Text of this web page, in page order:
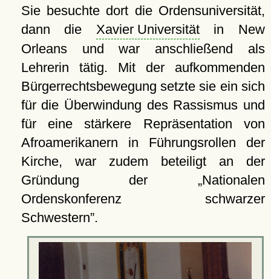
Sie besuchte dort die Ordensuniversität,
dann die Xavier Universitätin New
Orleans und war anschließend als
Lehrerin tätig. Mit der aufkommenden
Bürgerrechtsbewegung setzte sie ein sich
für die Überwindung des Rassismus und
für eine stärkere Repräsentation von
Afroamerikanern in Führungsrollen der
Kirche, war zudem beteiligt an der
Gründung der
Nationalen
Ordenskonferenz schwarzer
Schwestern .